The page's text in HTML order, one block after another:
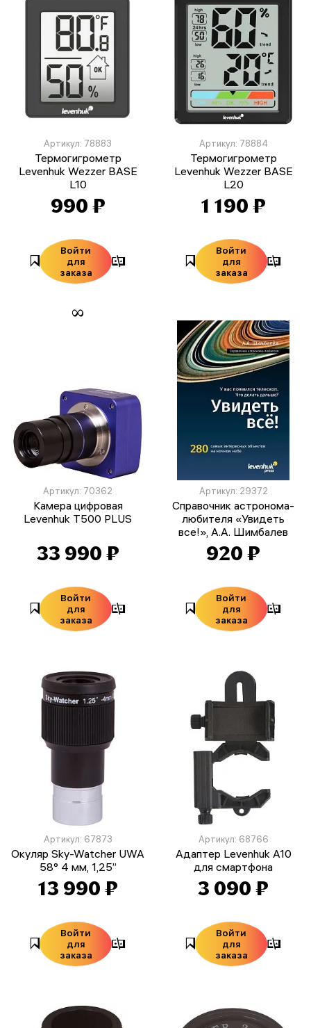
Артикул: 78883
Термогигрометр
Levenhuk Wezzer BASE
L10
990 ₽
Войти
для
заказа
Артикул: 78884
Термогигрометр
Levenhuk Wezzer BASE
L20
1 190 ₽
Войти
для
заказа
Артикул: 70362
Камера цифровая
Levenhuk T500 PLUS
33 990 ₽
Войти
для
заказа
Артикул: 29372
Справочник астронома-
любителя «Увидеть
все!», А.А. Шимбалев
920 ₽
Войти
для
заказа
Артикул: 67873
Окуляр Sky-Watcher UWA
58° 4 мм, 1,25”
13 990 ₽
Войти
для
заказа
Артикул: 68766
Адаптер Levenhuk A10
для смартфона
3 090 ₽
Войти
для
заказа